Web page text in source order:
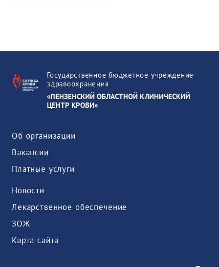
Государственное бюджетное учреждение
здравоохранения
«ПЕНЗЕНСКИЙ ОБЛАСТНОЙ КЛИНИЧЕСКИЙ
ЦЕНТР КРОВИ»
Об организации
Вакансии
Платные услуги
Новости
Лекарственное обеспечение
ЗОЖ
Карта сайта